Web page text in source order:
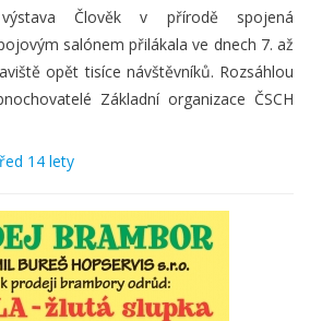
Člověk v přírodě spojená
salónem přilákala ve dnech 7. až
opět tisíce návštěvníků. Rozsáhlou
Základní organizace ČSCH
14 lety